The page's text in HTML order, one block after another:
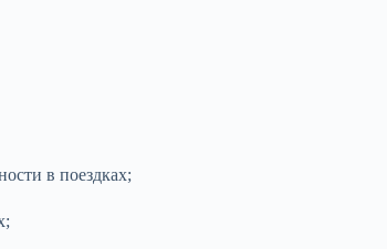
в поездках;